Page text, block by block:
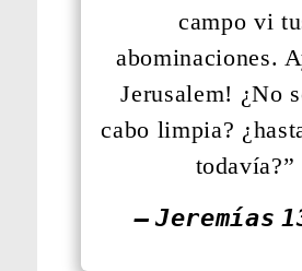
campo vi
abominaciones.
Jerusalem! ¿No
cabo limpia?
todavía?”
— Jeremías